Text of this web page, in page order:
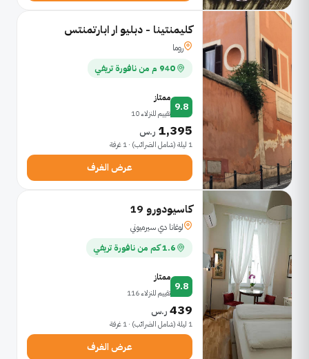
كليمنتينا - دبليو ار ابارتمنتس
روما
940 م من نافورة تريفي
9.8
ممتاز
تقييم للنزلاء 10
1,395 ر.س
1 ليلة (شامل الضرائب) · 1 غرفة
عرض الغرف
كاسيودورو 19
لوغانا دي سيرميوني
1.6 كم من نافورة تريفي
9.8
ممتاز
تقييم للنزلاء 116
439 ر.س
1 ليلة (شامل الضرائب) · 1 غرفة
عرض الغرف